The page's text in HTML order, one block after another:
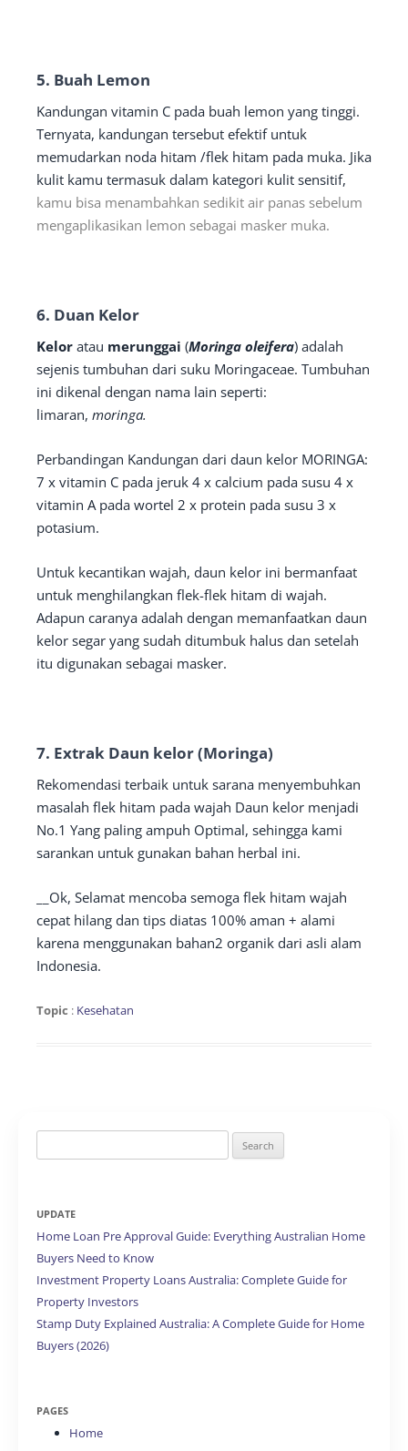
5. Buah Lemon
Kandungan vitamin C pada buah lemon yang tinggi.
Ternyata, kandungan tersebut efektif untuk
memudarkan noda hitam /flek hitam pada muka. Jika
kulit kamu termasuk dalam kategori kulit sensitif,
kamu bisa menambahkan sedikit air panas sebelum
mengaplikasikan lemon sebagai masker muka.
6. Duan Kelor
Kelor atau merunggai (Moringa oleifera) adalah
sejenis tumbuhan dari suku Moringaceae. Tumbuhan
ini dikenal dengan nama lain seperti:
limaran, moringa.
Perbandingan Kandungan dari daun kelor MORINGA:
7 x vitamin C pada jeruk 4 x calcium pada susu 4 x
vitamin A pada wortel 2 x protein pada susu 3 x
potasium.
Untuk kecantikan wajah, daun kelor ini bermanfaat
untuk menghilangkan flek-flek hitam di wajah.
Adapun caranya adalah dengan memanfaatkan daun
kelor segar yang sudah ditumbuk halus dan setelah
itu digunakan sebagai masker.
7. Extrak Daun kelor (Moringa)
Rekomendasi terbaik untuk sarana menyembuhkan
masalah flek hitam pada wajah Daun kelor menjadi
No.1 Yang paling ampuh Optimal, sehingga kami
sarankan untuk gunakan bahan herbal ini.
__Ok, Selamat mencoba semoga flek hitam wajah
cepat hilang dan tips diatas 100% aman + alami
karena menggunakan bahan2 organik dari asli alam
Indonesia.
Topic : Kesehatan
for:
UPDATE
Home Loan Pre Approval Guide: Everything Australian Home
Buyers Need to Know
Investment Property Loans Australia: Complete Guide for
Property Investors
Stamp Duty Explained Australia: A Complete Guide for Home
Buyers (2026)
PAGES
Home